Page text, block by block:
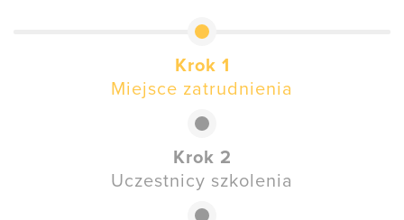
Krok 1
Miejsce zatrudnienia
Krok 2
Uczestnicy szkolenia